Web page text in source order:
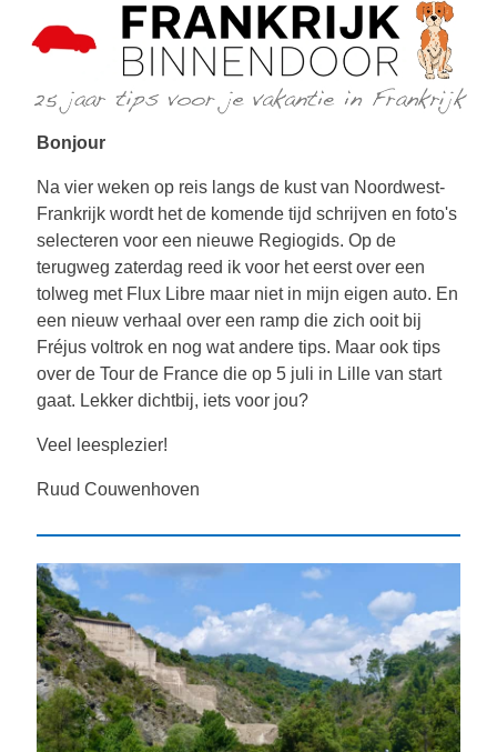
Bonjour
Na vier weken op reis langs de kust van Noordwest-
Frankrijk wordt het de komende tijd schrijven en foto's
selecteren voor een nieuwe Regiogids. Op de
terugweg zaterdag reed ik voor het eerst over een
tolweg met Flux Libre maar niet in mijn eigen auto. En
een nieuw verhaal over een ramp die zich ooit bij
Fréjus voltrok en nog wat andere tips. Maar ook tips
over de Tour de France die op 5 juli in Lille van start
gaat. Lekker dichtbij, iets voor jou?
Veel leesplezier!
Ruud Couwenhoven